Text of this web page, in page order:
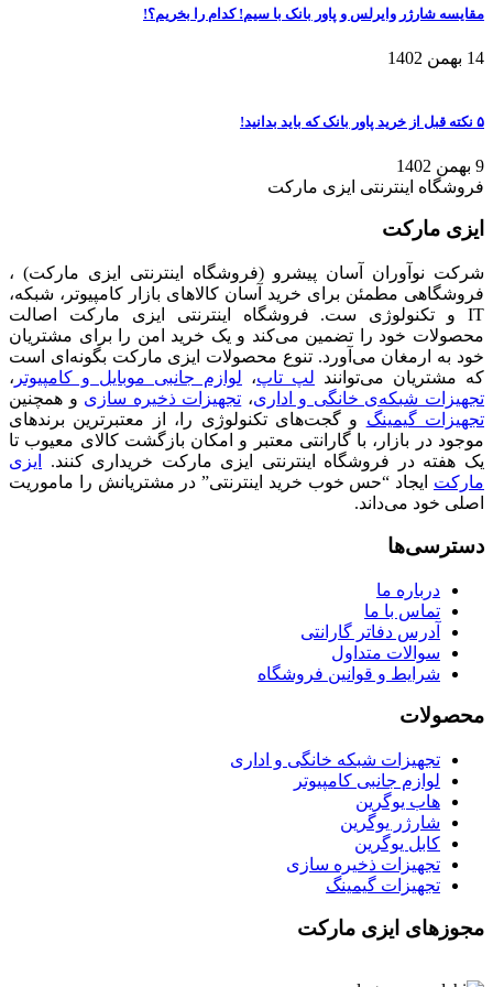
مقایسه شارژر وایرلس و پاور بانک با سیم! کدام را بخریم؟!
14 بهمن 1402
۵ نکته قبل از خرید پاور بانک که باید بدانید!
9 بهمن 1402
فروشگاه اینترنتی ایزی مارکت
ایزی مارکت
شرکت نوآوران آسان پیشرو (فروشگاه اینترنتی ایزی مارکت) ،
فروشگاهی مطمئن برای خرید آسان کالاهای بازار کامپیوتر، شبکه،
IT و تکنولوژی ست. فروشگاه اینترنتی ایزی مارکت اصالت
محصولات خود را تضمین می‌کند و یک خرید امن را برای مشتریان
خود به ارمغان می‌آورد. تنوع محصولات ایزی مارکت بگونه‌ای است
که مشتریان می‌توانند لپ تاپ، لوازم جانبی موبایل و کامپیوتر ،
تجهیزات شبکه‌ی خانگی و اداری، تجهیزات ذخیره سازی و همچنین
تجهیزات گیمینگ و گجت‌های تکنولوژی را، از معتبرترین برندهای
موجود در بازار، با گارانتی معتبر و امکان بازگشت کالای معیوب تا
یک هفته در فروشگاه اینترنتی ایزی مارکت خریداری کنند.
ایزی
مارکت ایجاد “حس خوب خرید اینترنتی” در مشتریانش را ماموریت
اصلی خود می‌داند.
دسترسی‌ها
درباره ما
تماس با ما
آدرس دفاتر گارانتی
سوالات متداول
شرایط و قوانین فروشگاه
محصولات
تجهیزات شبکه خانگی و اداری
لوازم جانبی کامپیوتر
هاب یوگرین
شارژر یوگرین
کابل یوگرین
تجهیزات ذخیره سازی
تجهیزات گیمینگ
مجوزهای ایزی مارکت